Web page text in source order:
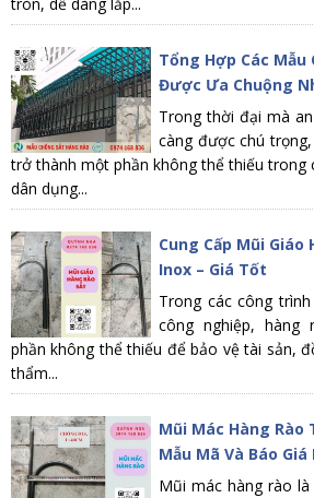
Tổng Hợp Các Mẫu
Được Ưa Chuộng
Trong thời đại mà
càng được chú
trở thành một phần không thể thiếu trong
dân dụng...
Cung Cấp Mũi Giáo
Inox – Giá Tốt
Trong các công
công nghiệp, hàng
phần không thể thiếu để bảo vệ tài sản,
thẩm...
Mũi Mác Hàng Rào
Mẫu Mã Và Báo
Mũi mác hàng rào